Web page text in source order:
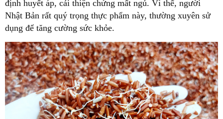
định huyết áp, cải thiện chứng mất ngủ. Vì thế, người
Nhật Bản rất quý trọng thực phẩm này, thường xuyên sử
dụng để tăng cường sức khỏe.